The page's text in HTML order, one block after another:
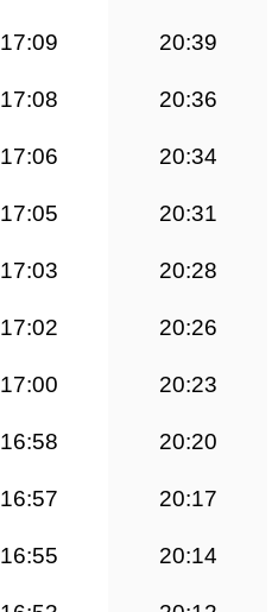
17:09 20:39
17:08 20:36
17:06 20:34
17:05 20:31
17:03 20:28
17:02 20:26
17:00 20:23
16:58 20:20
16:57 20:17
16:55 20:14